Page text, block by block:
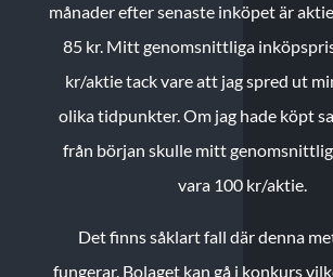
månader efter senaste inköpet är
85 kr. Mitt genomsnittliga
kr/aktie tack vare att jag spred ut
olika tidpunkter. Om jag hade köpt
från början skulle mitt
vara 100 kr/aktie.
Det finns såklart fall där denna
fungerar. Bolaget kan gå i konkurs